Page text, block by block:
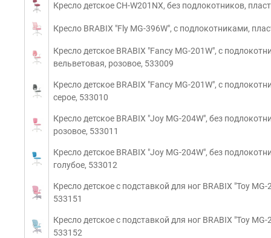
Кресло детское CH-W201NX, без подлокотников,
Кресло BRABIX "Fly MG-396W", с подлокотниками,
Кресло детское BRABIX "Fancy MG-201W", с
вельветовая, розовое, 533009
Кресло детское BRABIX "Fancy MG-201W", с
серое, 533010
Кресло детское BRABIX "Joy MG-204W", без
розовое, 533011
Кресло детское BRABIX "Joy MG-204W", без
голубое, 533012
Кресло детское с подставкой для ног BRABIX "Toy
533151
Кресло детское с подставкой для ног BRABIX "Toy
533152